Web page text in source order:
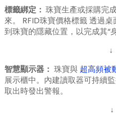
標籤綁定： 珠寶生產或採購完
來。 RFID珠寶價格標籤 透過桌
到珠寶的隱藏位置，以完成其“
↓
智慧顯示器： 珠寶與 超高頻被
展示櫃中。內建讀取器可持續
取出時發出警報。
↓